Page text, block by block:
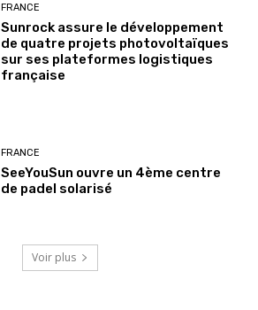
FRANCE
Sunrock assure le développement
de quatre projets photovoltaïques
sur ses plateformes logistiques
française
FRANCE
SeeYouSun ouvre un 4ème centre
de padel solarisé
Voir plus